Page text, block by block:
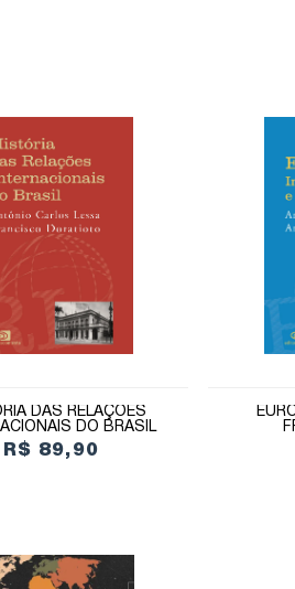
DAS RELAÇÕES
DO BRASIL
R$ 89,90